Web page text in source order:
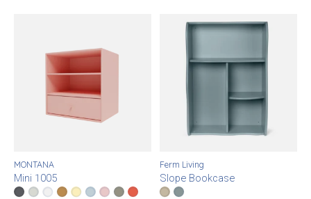
MONTANA
Mini 1005
Color: * — Anthracite
Anthracite
NordicNew White
Amber
Camomile
FlintRubyFennelRosehip
Ferm Living
Slope Bookcase
Color: *
Cashmere
Storm